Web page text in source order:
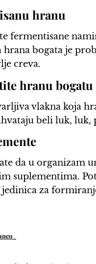
hranu
fermentisane
bogata je
creva.
hranu
vlakna koja
beli luk, luk,
da u organizam
suplementima.
za